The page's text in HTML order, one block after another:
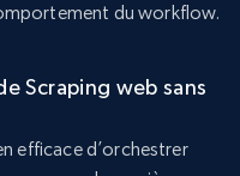
du workflow.
Scraping web sans
efficace d’orchestrer